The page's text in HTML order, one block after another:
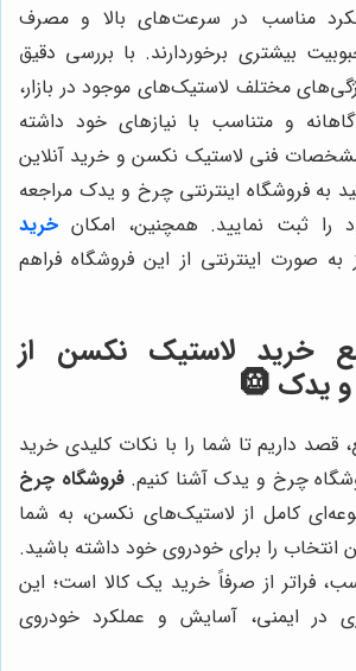
مناسب در سرعت‌های بالا و مصرف
بیشتری برخوردارند. با بررسی دقیق
مختلف لاستیک‌های موجود در بازار،
و متناسب با نیازهای خود داشته
فنی لاستیک نکسن و خرید آنلاین
به فروشگاه اینترنتی چرخ و یدک مراجعه
ثبت نمایید. همچنین، امکان خرید
به صورت اینترنتی از این فروشگاه فراهم
خرید لاستیک نکسن از
🛞
قصد داریم تا شما را با نکات کلیدی خرید
چرخ و یدک آشنا کنیم.فروشگاه چرخ
کامل از لاستیک‌های نکسن، به شما
انتخاب را برای خودروی خود داشته باشید.
فراتر از صرفاً خرید یک کالا است؛ این
در ایمنی، آسایش و عملکرد خودروی